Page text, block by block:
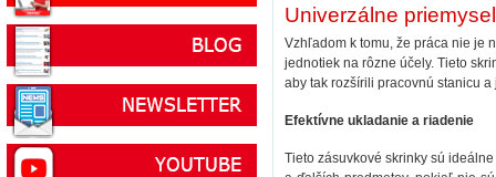
Univerzálne
Vzhľadom k tomu, že práca nie je
jednotiek na rôzne účely. Tieto
aby tak rozšírili pracovnú stanicu a
Efektívne ukladanie a riadenie
Tieto zásuvkové skrinky sú